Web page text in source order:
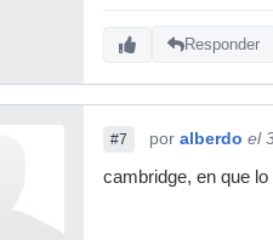
Responder
#7 por alberdo el
cambridge, en que lo